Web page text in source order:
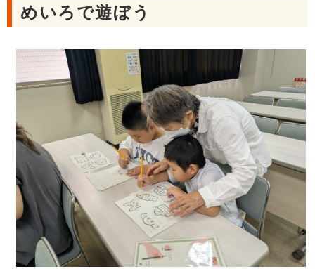
めいろで遊ぼう